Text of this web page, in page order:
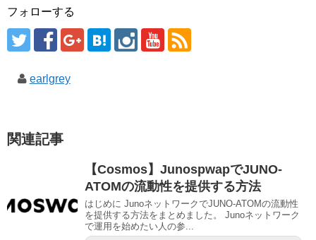
フォローする
earlgrey
関連記事
【Cosmos】JunospwapでJUNO-
ATOMの流動性を提供する方法
はじめに JunoネットワークでJUNO-ATOMの流動性
を提供する方法をまとめました。 Junoネットワーク
で運用を始めたい人の参...